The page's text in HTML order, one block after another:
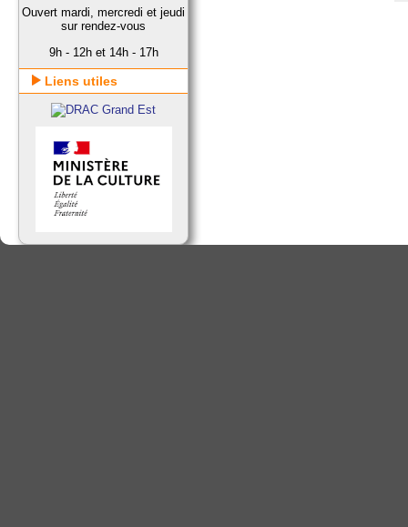
Ouvert mardi, mercredi et jeudi
sur rendez-vous
9h - 12h et 14h - 17h
Liens utiles